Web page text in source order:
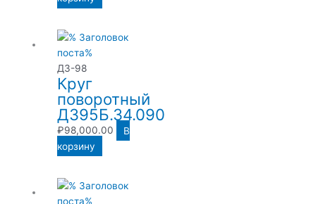
ДЗ-98
Круг
поворотный
Д395Б.34.090
₽98,000.00
В
корзину